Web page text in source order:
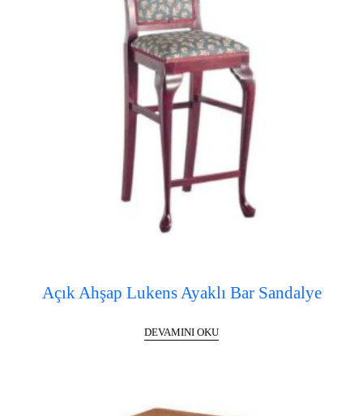
Açık Ahşap Lukens Ayaklı Bar Sandalye
DEVAMINI OKU